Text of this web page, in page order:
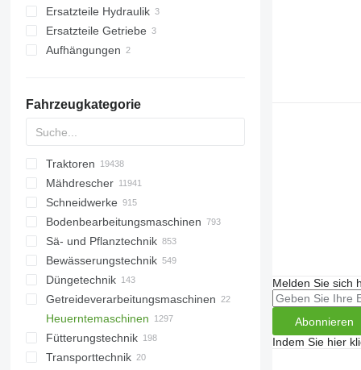
sonstige Bedienteile
Ersatzteile Hydraulik
Hydraulikzylinder
Ersatzteile Getriebe
Druckminderer
Aufhängungen
Fahrzeugkategorie
Traktoren
Kompakttraktoren
Radtraktoren
Raupentraktoren
Mähdrescher
Baumwollernter
Rübenroder
Getreideernter
Feldhäcksler
Maisernter
Karottenroder
Anhängehäcksler
sonstige Mähdrescher
Schneidwerke
Getreideschneidwerke
Maisschneidwerke
Rapstische
Rotations-Pflückvorsätze
Sonnenblumenschneidwerke
Bodenbearbeitungsmaschinen
Eggen
Tiefenlockerer
Steinsammler
Kompostumsetzer
Wiesenwalzen
Grubber
Mulcher
Sä- und Pflanztechnik
Pflanzmaschinen
Bewässerungstechnik
Beregnungsmaschinen
Düngetechnik
Miststreuer
Düngerstreuer
Gülleverteiler
Getreideverarbeitungsmaschinen
Getreidestreuer
Getreidereiniger
Getreidetrockner
Heuerntemaschinen
Heuwender
Hoflader
Fütterungstechnik
Fütterungstechnik
Transporttechnik
Melden Sie sich
Abonnieren
Indem Sie hier